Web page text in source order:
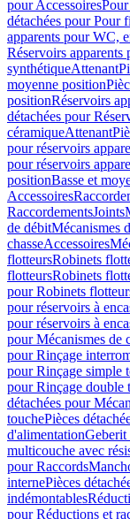
pour Accessoires
détachées pour Pour
apparents pour WC,
Réservoirs
synthétiqueAttenant
moyenne position
positionRéservoirs
détachées pour
céramiqueAttenant
pour réservoirs
pour réservoirs
positionBasse et
Accessoires
RaccordementsJoints
de débitMécanismes
chasseAccessoires
flotteursRobinets
flotteursRobinets
pour Robinets
pour réservoirs à
pour réservoirs à
pour Mécanismes de
pour Rinçage
pour Rinçage simple
pour Rinçage double
détachées pour
touchePièces
d'alimentation
multicouche avec
pour Raccords
internePièces
indémontables
pour Réductions et